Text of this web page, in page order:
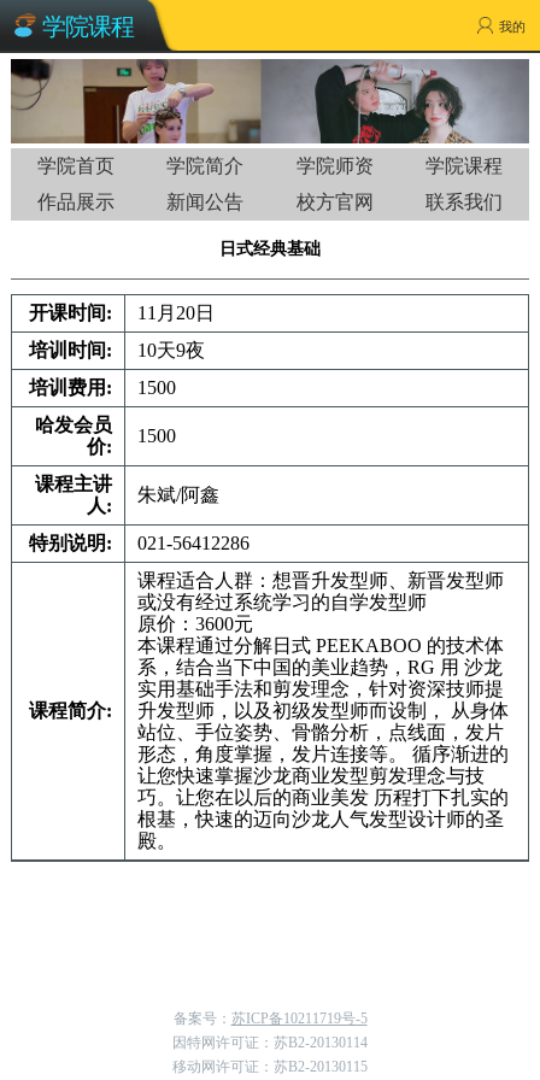
学院课程 我的
学院首页 学院简介 学院师资
学院课程
作品展示
新闻公告 校方官网 联系我们
⽇式经典基础
开课时间:
11月20日
培训时间:
10天9夜
培训费用:
1500
哈发会员
价:
1500
课程主讲
人:
朱斌/阿鑫
特别说明: 021-56412286
课程简介:
课程适合⼈群：想晋升发型师、新晋发型师
或没有经过系统学习的⾃学发型师
原价：3600元
本课程通过分解⽇式 PEEKABOO 的技术体
系，结合当下中国的美业趋势，RG ⽤ 沙⻰
实⽤基础⼿法和剪发理念，针对资深技师提
升发型师，以及初级发型师⽽设制， 从身体
站位、⼿位姿势、⻣骼分析，点线⾯，发⽚
形态，⻆度掌握，发⽚连接等。 循序渐进的
让您快速掌握沙⻰商业发型剪发理念与技
巧。让您在以后的商业美发 历程打下扎实的
根基，快速的迈向沙⻰⼈⽓发型设计师的圣
殿。
备案号： 苏ICP备10211719号-5
因特网许可证：苏B2-20130114
移动网许可证：苏B2-20130115